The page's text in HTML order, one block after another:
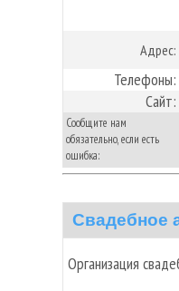
Адрес:
Телефоны:
Сайт:
Сообщите нам
обязательно, если есть
ошибка:
Свадебное
Организация